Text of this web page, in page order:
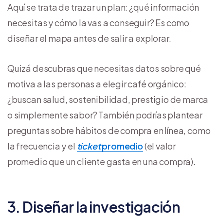
Aquí se trata de trazar un plan: ¿qué información
necesitas y cómo la vas a conseguir? Es como
diseñar el mapa antes de salir a explorar.
Quizá descubras que necesitas datos sobre qué
motiva a las personas a elegir café orgánico:
¿buscan salud, sostenibilidad, prestigio de marca
o simplemente sabor? También podrías plantear
preguntas sobre hábitos de compra en línea, como
la frecuencia y el ticketpromedio(el valor
promedio que un cliente gasta en una compra).
3. Diseñar la investigación